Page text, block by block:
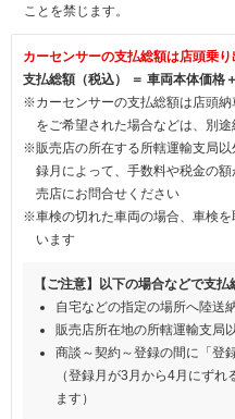
ことを禁じます。
カーセンサーの支払総額は店頭乗
支払総額（税込） ＝ 車両本体価格
※カーセンサーの支払総額は店頭
をご希望された場合などは、別
※販売店の所在する所轄運輸支局
録月によって、手数料や税金の
売店にお問合せください
※車検の切れた車両の場合、車検
います
【ご注意】以下の場合などで支
自宅などの指定の場所へ陸送
販売店所在地の所轄運輸支局
商談～契約～登録の間に「登
（登録月が3月から4月にず
ます）